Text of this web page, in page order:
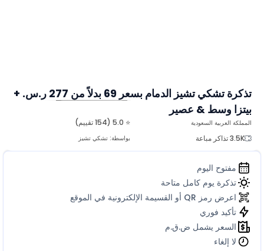
تذكرة تشكي تشيز الدمام بسعر 69 بدلاً من 277 ر.س. +
بيتزا وسط & عصير
⭐ 5.0 (154 تقييم)
3.5K تذاكر مباعة
بواسطة: تشكي تشيز
المملكة العربية السعودية
مفتوح اليوم
تذكرة يوم كامل متاحة
اعرض رمز QR أو القسيمة الإلكترونية في الموقع
تأكيد فوري
السعر يشمل ض.ق.م
لا إلغاء